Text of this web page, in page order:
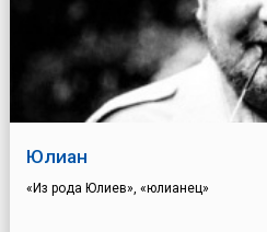
Юлиан
«Из рода Юлиев», «юлианец»